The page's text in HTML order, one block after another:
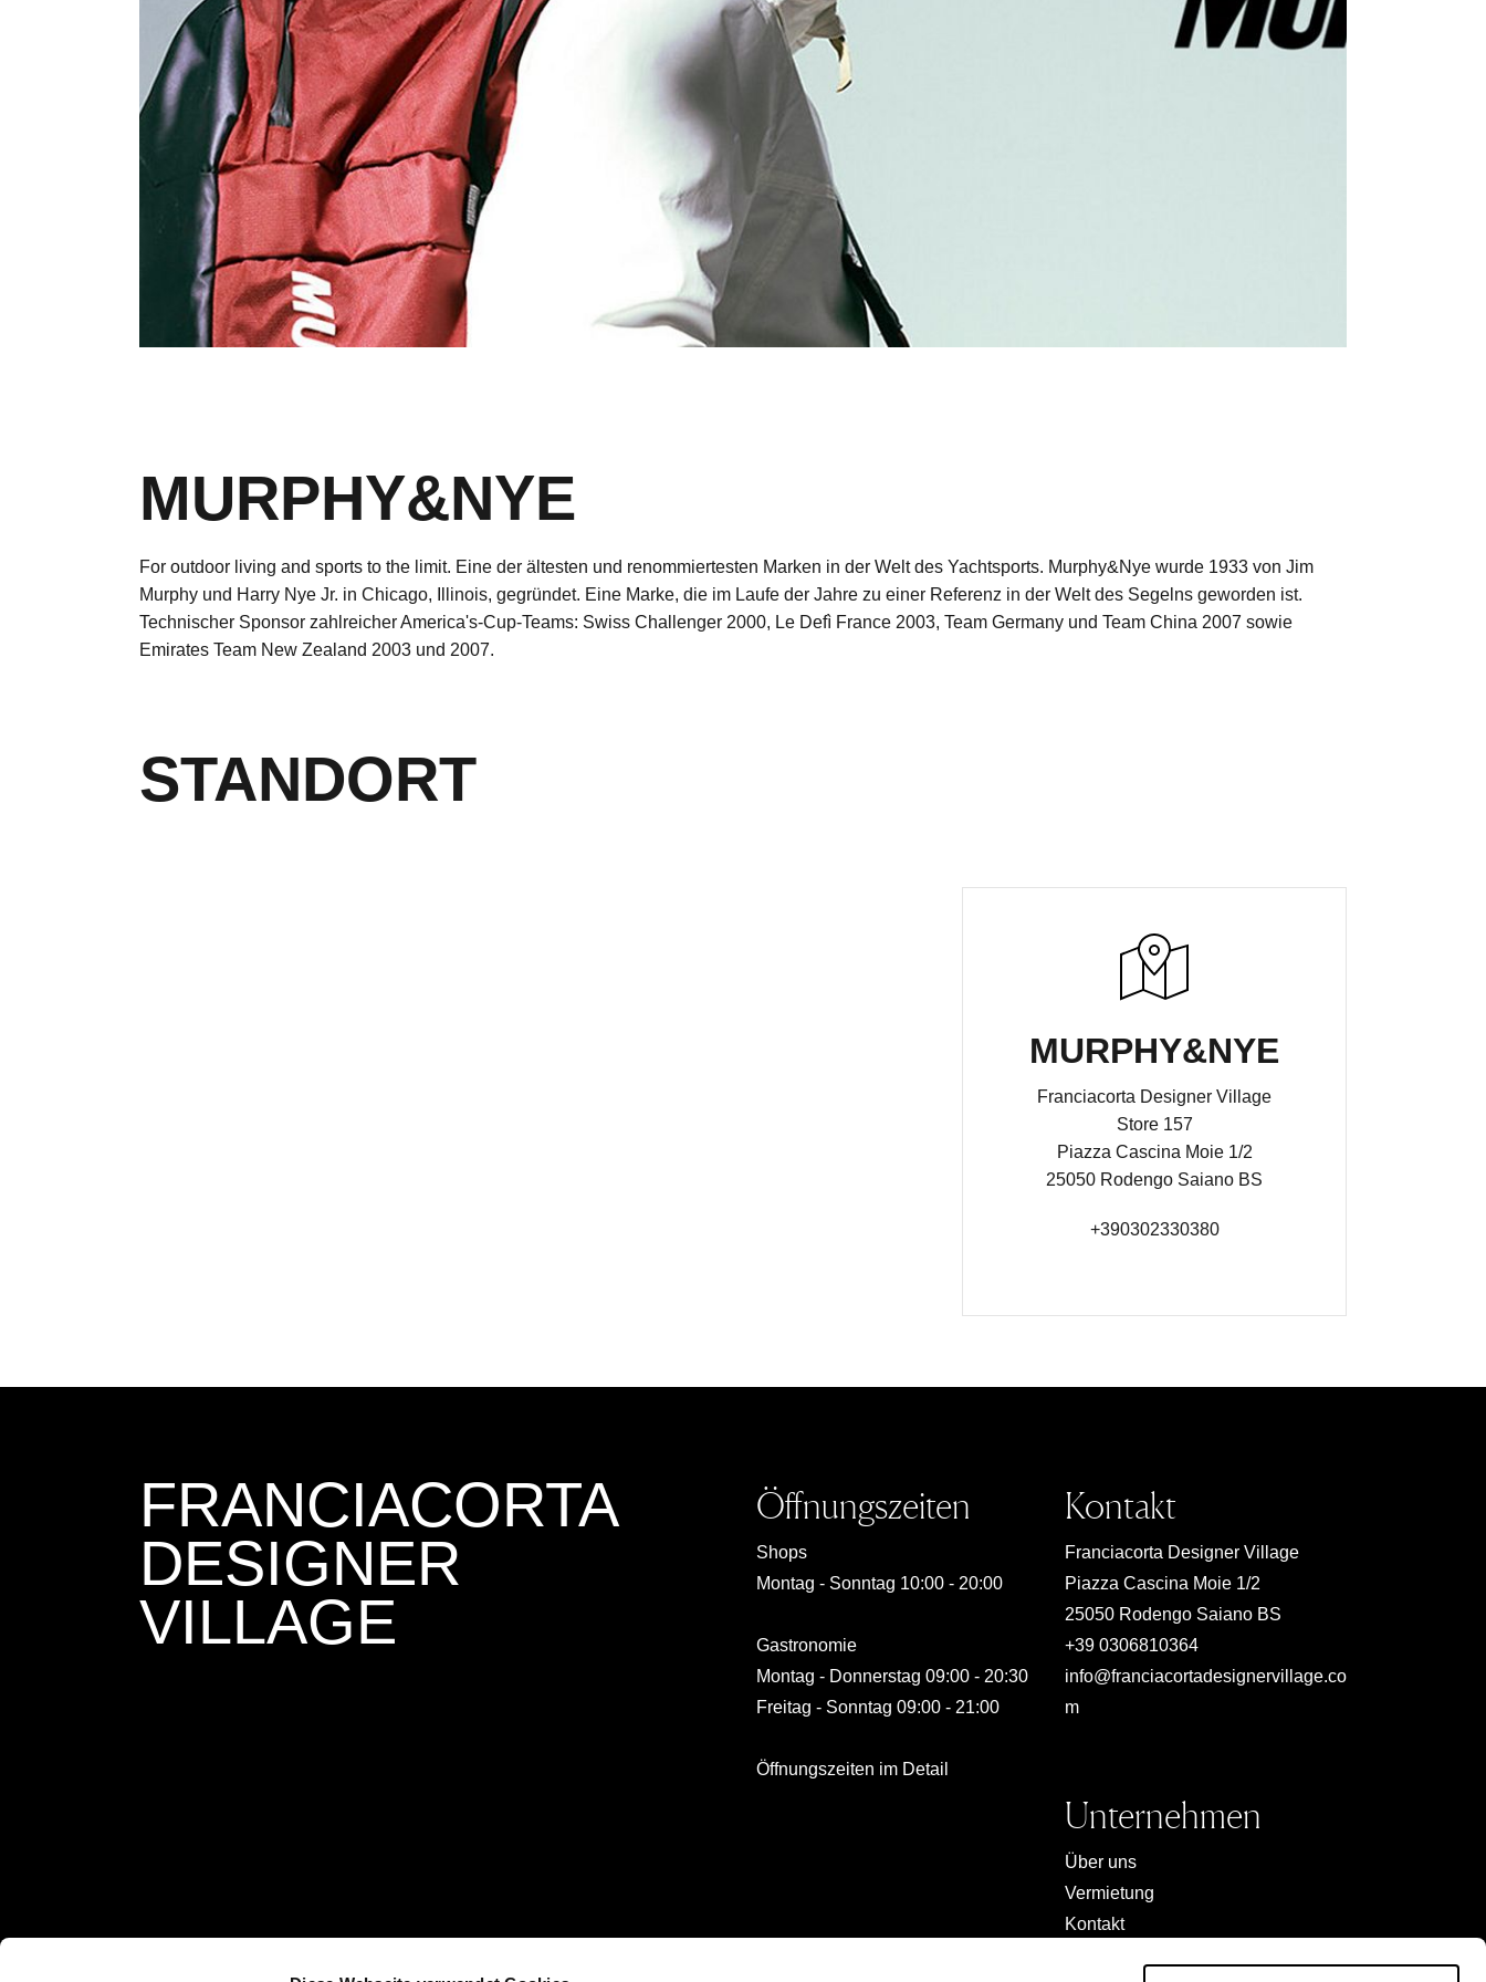
MURPHY&NYE
For outdoor living and sports to the limit. Eine der ältesten und renommiertesten Marken in der Welt des Yachtsports. Murphy&Nye wurde 1933 von Jim
Murphy und Harry Nye Jr. in Chicago, Illinois, gegründet. Eine Marke, die im Laufe der Jahre zu einer Referenz in der Welt des Segelns geworden ist.
Technischer Sponsor zahlreicher America's-Cup-Teams: Swiss Challenger 2000, Le Defì France 2003, Team Germany und Team China 2007 sowie
Emirates Team New Zealand 2003 und 2007.
STANDORT
MURPHY&NYE
Franciacorta Designer Village
Store 157
Piazza Cascina Moie 1/2
25050 Rodengo Saiano BS
+390302330380
FRANCIACORTA
DESIGNER
VILLAGE
Öffnungszeiten
Shops
Montag - Sonntag 10:00 - 20:00
Gastronomie
Montag - Donnerstag 09:00 - 20:30
Freitag - Sonntag 09:00 - 21:00
Öffnungszeiten im Detail
Kontakt
Franciacorta Designer Village
Piazza Cascina Moie 1/2
25050 Rodengo Saiano BS
+39 0306810364
info@franciacortadesignervillage.co
m
Unternehmen
Über uns
Vermietung
Kontakt